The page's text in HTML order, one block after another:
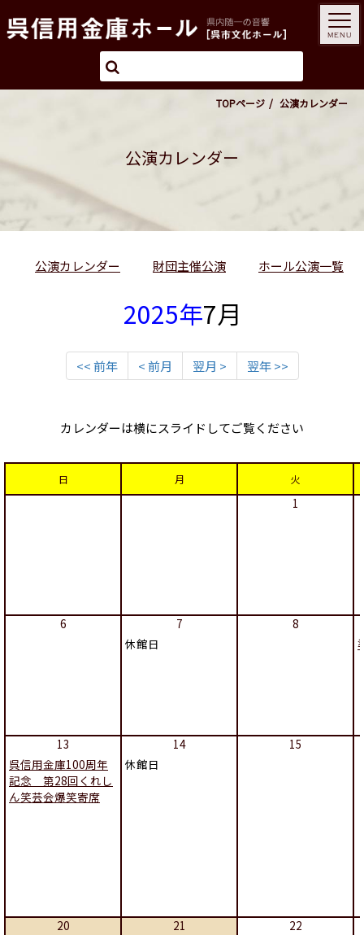
TOPページ 公演カレンダー
公演カレンダー
公演カレンダー 財団主催公演 ホール公演一覧
2025年7月
<< 前年 < 前月 翌月 > 翌年 >>
カレンダーは横にスライドしてご覧ください
日 月 火
1
6
7
休館日
8
13
呉信用金庫100周年
記念 第28回くれし
ん笑芸会爆笑寄席
14
休館日
15
20
21
22
MENU